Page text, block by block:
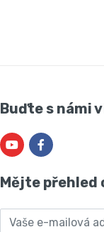
Buďte s námi
Mějte přehled
Email